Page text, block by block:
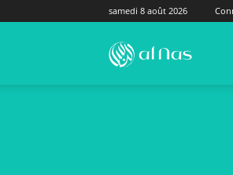
samedi 8 août 2026
alNas.fr